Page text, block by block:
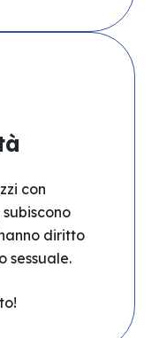
con
diritto
sessuale.